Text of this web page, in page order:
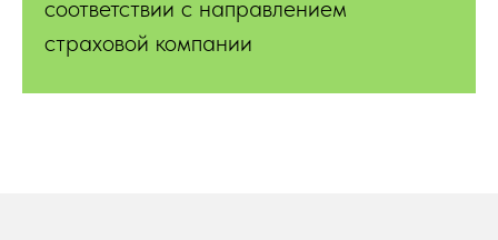
соответствии с направлением
страховой компании